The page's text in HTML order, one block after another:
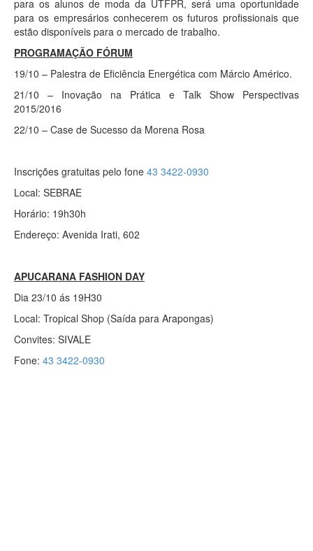
para os alunos de moda da UTFPR, será uma oportunidade
para os empresários conhecerem os futuros profissionais que
estão disponíveis para o mercado de trabalho.
PROGRAMAÇÃO FÓRUM
19/10 – Palestra de Eficiência Energética com Márcio Américo.
21/10 – Inovação na Prática e Talk Show Perspectivas
2015/2016
22/10 – Case de Sucesso da Morena Rosa
Inscrições gratuitas pelo fone 43 3422-0930
Local: SEBRAE
Horário: 19h30h
Endereço: Avenida Irati, 602
APUCARANA FASHION DAY
Dia 23/10 ás 19H30
Local: Tropical Shop (Saída para Arapongas)
Convites: SIVALE
Fone: 43 3422-0930